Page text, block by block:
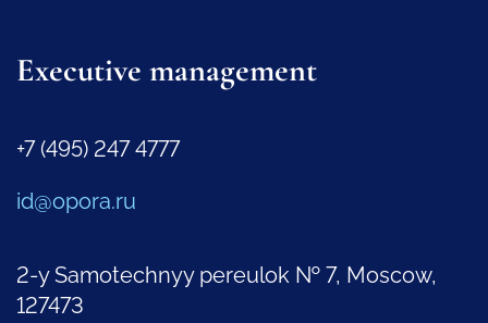
Executive management
+7 (495) 247 4777
id@opora.ru
2-y Samotechnyy pereulok № 7, Moscow,
127473